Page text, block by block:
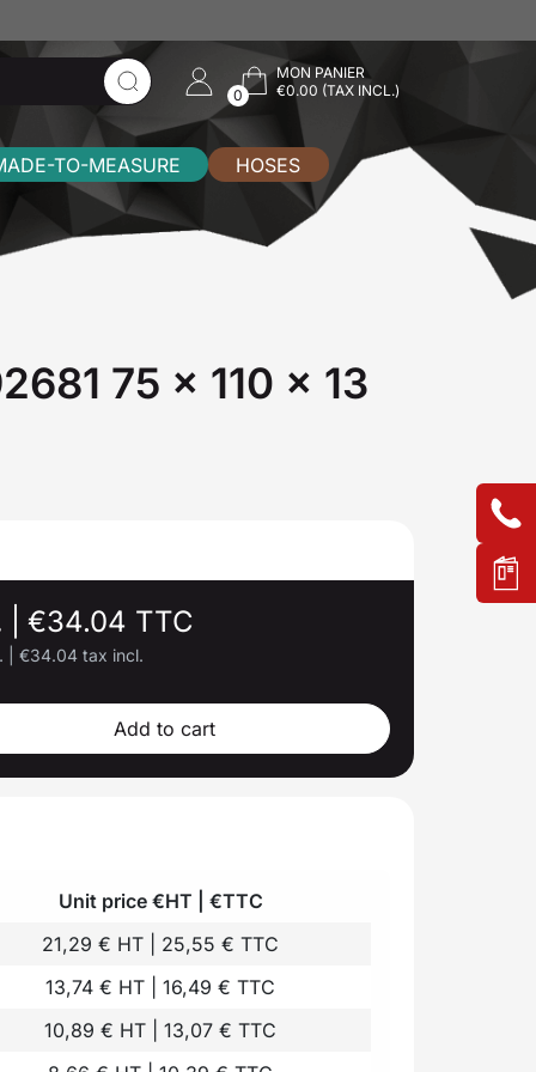
0
MON PANIER
€0.00 (TAX INCL.)
TO-MEASURE HOSES
75 x 110 x 13
€34.04 TTC
€34.04 tax incl.
Add to cart
Unit price €HT | €TTC
21,29 € HT | 25,55 € TTC
13,74 € HT | 16,49 € TTC
10,89 € HT | 13,07 € TTC